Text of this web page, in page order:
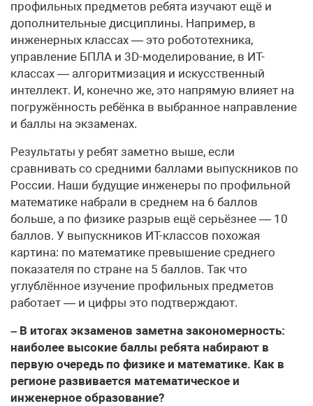
профильных предметов ребята изучают ещё и
дополнительные дисциплины. Например, в
инженерных классах — это робототехника,
управление БПЛА и 3D-моделирование, в ИТ-
классах — алгоритмизация и искусственный
интеллект. И, конечно же, это напрямую влияет на
погружённость ребёнка в выбранное направление
и баллы на экзаменах.
Результаты у ребят заметно выше, если
сравнивать со средними баллами выпускников по
России. Наши будущие инженеры по профильной
математике набрали в среднем на 6 баллов
больше, а по физике разрыв ещё серьёзнее — 10
баллов. У выпускников ИТ-классов похожая
картина: по математике превышение среднего
показателя по стране на 5 баллов. Так что
углублённое изучение профильных предметов
работает — и цифры это подтверждают.
– В итогах экзаменов заметна закономерность:
наиболее высокие баллы ребята набирают в
первую очередь по физике и математике. Как в
регионе развивается математическое и
инженерное образование?